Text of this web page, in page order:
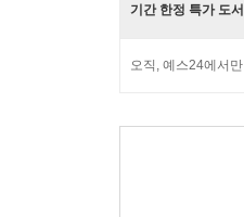
기간 한정 특가 도서
오직, 예스24에서만